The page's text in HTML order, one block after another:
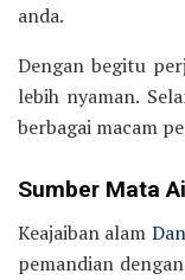
anda.
Dengan begitu
lebih nyaman.
berbagai macam
Sumber Mata
Keajaiban alam
pemandian